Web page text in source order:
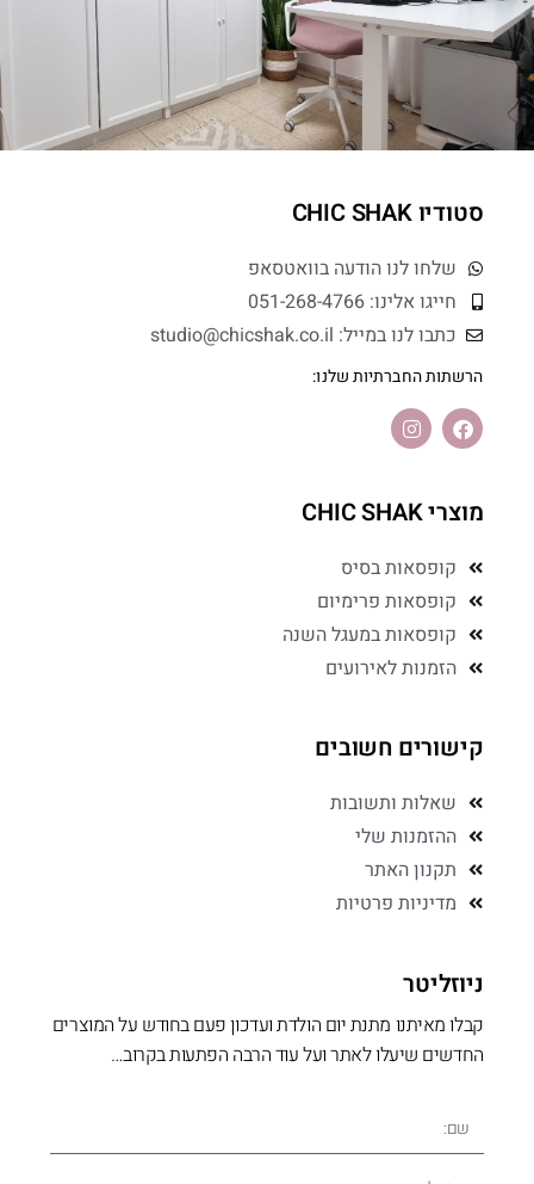
סטודיו CHIC SHAK
שלחו לנו הודעה בוואטסאפ
חייגו אלינו: 051-268-4766
כתבו לנו במייל: studio@chicshak.co.il
הרשתות החברתיות שלנו:
מוצרי CHIC SHAK
קופסאות בסיס
קופסאות פרימיום
קופסאות במעגל השנה
הזמנות לאירועים
קישורים חשובים
שאלות ותשובות
ההזמנות שלי
תקנון האתר
מדיניות פרטיות
ניוזליטר
קבלו מאיתנו מתנת יום הולדת ועדכון פעם בחודש על המוצרים
החדשים שיעלו לאתר ועל עוד הרבה הפתעות בקרוב…